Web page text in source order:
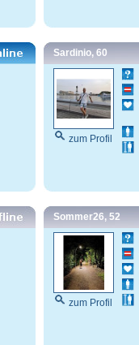
Sardinio, 60
zum Profil
Sommer26, 52
zum Profil